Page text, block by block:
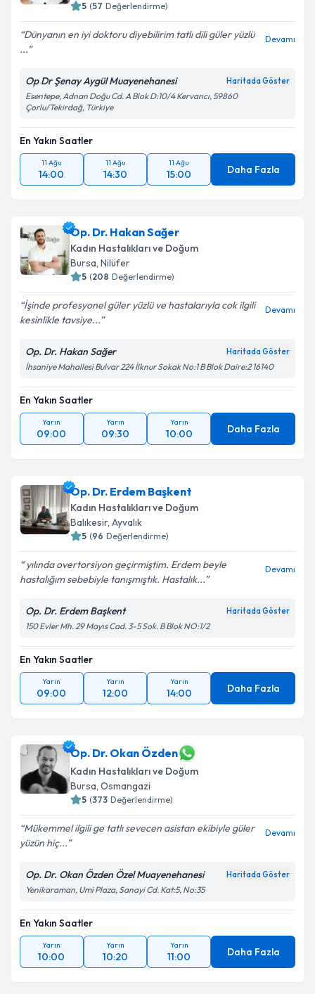
kapsamda işlenmesini kabul ediyorum.
Takvim Talebini Gönder
5 (57 Değerlendirme)
Dünyanın en iyi doktoru diyebilirim tatlı dili güler yüzlü
...
Devamı
Op Dr Şenay Aygül Muayenehanesi Haritada Göster
Esentepe, Adnan Doğu Cd. A Blok D:10/4 Kervancı, 59860
Çorlu/Tekirdağ, Türkiye
En Yakın Saatler
11 Ağu
14:00
11 Ağu
14:30
11 Ağu
15:00 Daha Fazla
Op. Dr. Hakan Sağer
Kadın Hastalıkları ve Doğum
Bursa, Nilüfer
5 (208 Değerlendirme)
İşinde profesyonel güler yüzlü ve hastalarıyla cok ilgili
kesinlikle tavsiye...
Devamı
Op. Dr. Hakan Sağer Haritada Göster
İhsaniye Mahallesi Bulvar 224 İlknur Sokak No:1 B Blok Daire:2 16140
En Yakın Saatler
Yarın
09:00
Yarın
09:30
Yarın
10:00 Daha Fazla
Op. Dr. Erdem Başkent
Kadın Hastalıkları ve Doğum
Balıkesir, Ayvalık
5 (96 Değerlendirme)
yılında overtorsiyon geçirmiştim. Erdem beyle
hastalığım sebebiyle tanışmıştık. Hastalık...
Devamı
Op. Dr. Erdem Başkent Haritada Göster
150 Evler Mh. 29 Mayıs Cad. 3-5 Sok. B Blok NO:1/2
En Yakın Saatler
Yarın
09:00
Yarın
12:00
Yarın
14:00 Daha Fazla
Op. Dr. Okan Özden
Kadın Hastalıkları ve Doğum
Bursa, Osmangazi
5 (373 Değerlendirme)
Mükemmel ilgili ge tatlı sevecen asistan ekibiyle güler
yüzün hiç...
Devamı
Op. Dr. Okan Özden Özel Muayenehanesi Haritada Göster
Yenikaraman, Umi Plaza, Sanayi Cd. Kat:5, No:35
En Yakın Saatler
Yarın
10:00
Yarın
10:20
Yarın
11:00 Daha Fazla